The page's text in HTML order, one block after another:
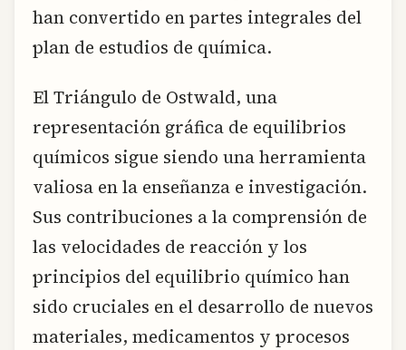
han convertido en partes integrales del
plan de estudios de química.
El Triángulo de Ostwald, una
representación gráfica de equilibrios
químicos sigue siendo una herramienta
valiosa en la enseñanza e investigación.
Sus contribuciones a la comprensión de
las velocidades de reacción y los
principios del equilibrio químico han
sido cruciales en el desarrollo de nuevos
materiales, medicamentos y procesos